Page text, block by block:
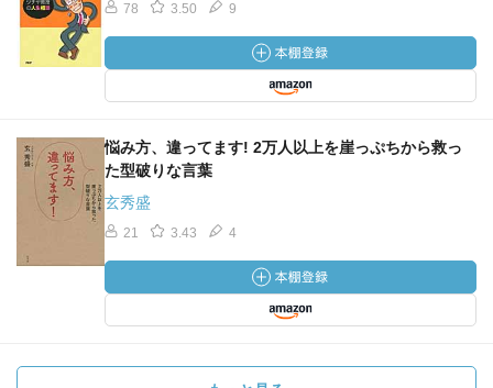
78 3.50 9
悩み方、違ってます! 2万人以上を崖っぷちから救っ
た型破りな言葉
玄秀盛
21 3.43 4